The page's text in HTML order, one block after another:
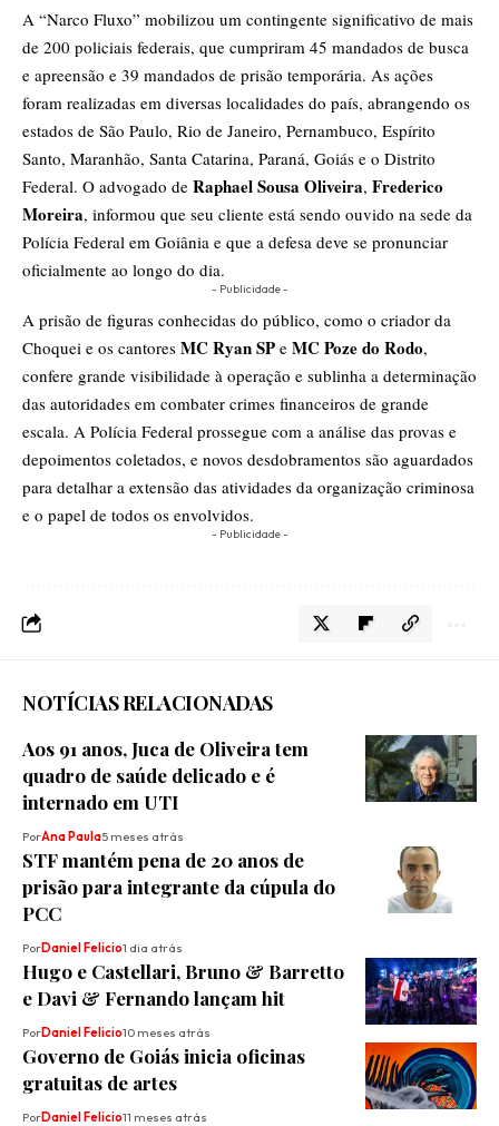
A “Narco Fluxo” mobilizou um contingente significativo de mais
de 200 policiais federais, que cumpriram 45 mandados de busca
e apreensão e 39 mandados de prisão temporária. As ações
foram realizadas em diversas localidades do país, abrangendo os
estados de São Paulo, Rio de Janeiro, Pernambuco, Espírito
Santo, Maranhão, Santa Catarina, Paraná, Goiás e o Distrito
Federal. O advogado de Raphael Sousa Oliveira, Frederico
Moreira, informou que seu cliente está sendo ouvido na sede da
Polícia Federal em Goiânia e que a defesa deve se pronunciar
oficialmente ao longo do dia.
- Publicidade -
A prisão de figuras conhecidas do público, como o criador da
Choquei e os cantores MC Ryan SP e MC Poze do Rodo,
confere grande visibilidade à operação e sublinha a determinação
das autoridades em combater crimes financeiros de grande
escala. A Polícia Federal prossegue com a análise das provas e
depoimentos coletados, e novos desdobramentos são aguardados
para detalhar a extensão das atividades da organização criminosa
e o papel de todos os envolvidos.
- Publicidade -
NOTÍCIAS RELACIONADAS
Aos 91 anos, Juca de Oliveira tem
quadro de saúde delicado e é
internado em UTI
PorAna Paula5 meses atrás
STF mantém pena de 20 anos de
prisão para integrante da cúpula do
PCC
PorDaniel Felicio1 dia atrás
Hugo e Castellari, Bruno & Barretto
e Davi & Fernando lançam hit
PorDaniel Felicio10 meses atrás
Governo de Goiás inicia oficinas
gratuitas de artes
PorDaniel Felicio11 meses atrás